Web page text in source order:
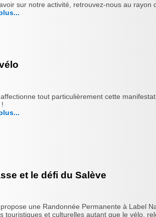
sur notre activité, retrouvez-nous au
tout particulièrement cette
et le défi du Salève
une Randonnée Permanente à Label
touristiques et culturelles autant que le vélo,